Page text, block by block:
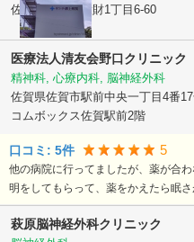
佐賀県佐賀市大財1丁目6-60
医療法人清友会野口クリニック
精神科, 心療内科, 脳神経外科
佐賀県佐賀市駅前中央一丁目4番
コムボックス佐賀駅前2階
口コミ: 5件 5
他の病院に行ってましたが、薬が合
明をしてもらって、薬をかえたら眠さ
萩原脳神経外科クリニック